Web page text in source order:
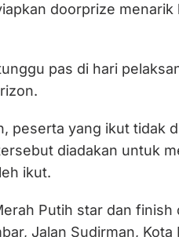
doorprize menarik
pas di hari
peserta yang ikut tidak
diadakan untuk
ikut.
Putih star dan finish
Jalan Sudirman, Kota